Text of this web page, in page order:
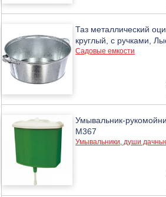
Таз металлический
круглый, с ручками,
Садовые емкости
Умывальник-
М367
Умывальники, души